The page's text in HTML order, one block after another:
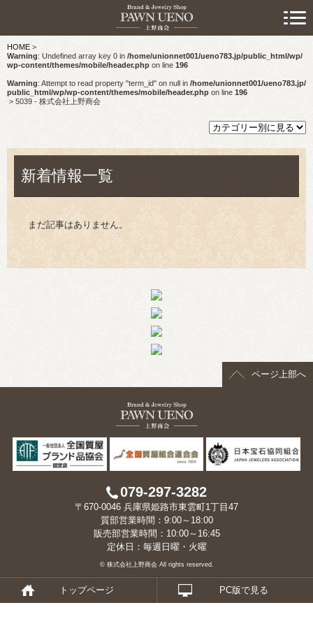
HOME >
Warning: Undefined array key 0 in /home/unionnet001/ueno783.jp/public_html/wp/
wp-content/themes/mobile/header.php on line 196
Warning: Attempt to read property "term_id" on null in /home/unionnet001/ueno783.jp/
public_html/wp/wp-content/themes/mobile/header.phpon line196
> 5039 - 株式会社上野商会
新着情報一覧
まだ記事はありません。
ページ上部へ
079-297-3282
〒670-0046 兵庫県姫路市東雲町1丁目47
質部営業時間：9:00～18:00
販売部営業時間：10:00～16:45
定休日：毎週日曜・火曜
© 株式会社上野商会 All rights reserved.
トップページ PC版で見る
> 初めての方へ
> 預けたい方
> 売りたい方
> 買いたい方
> 取り扱い品目
> スタッフおすすめ情報
> お知らせ
> キャンペーン情報
> 会社概要
> アクセス
> よくあるご質問
> ホーム
> 古物営業法に基づく表示
> プライバシーポリシー
> お問い合わせ